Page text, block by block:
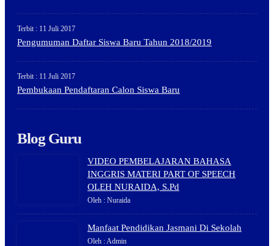
Terbit : 11 Juli 2017
Pengumuman Daftar Siswa Baru Tahun 2018/2019
Terbit : 11 Juli 2017
Pembukaan Pendaftaran Calon Siswa Baru
Blog Guru
VIDEO PEMBELAJARAN BAHASA
INGGRIS MATERI PART OF SPEECH
OLEH NURAIDA, S.Pd
Oleh : Nuraida
Manfaat Pendidikan Jasmani Di Sekolah
Oleh : Admin